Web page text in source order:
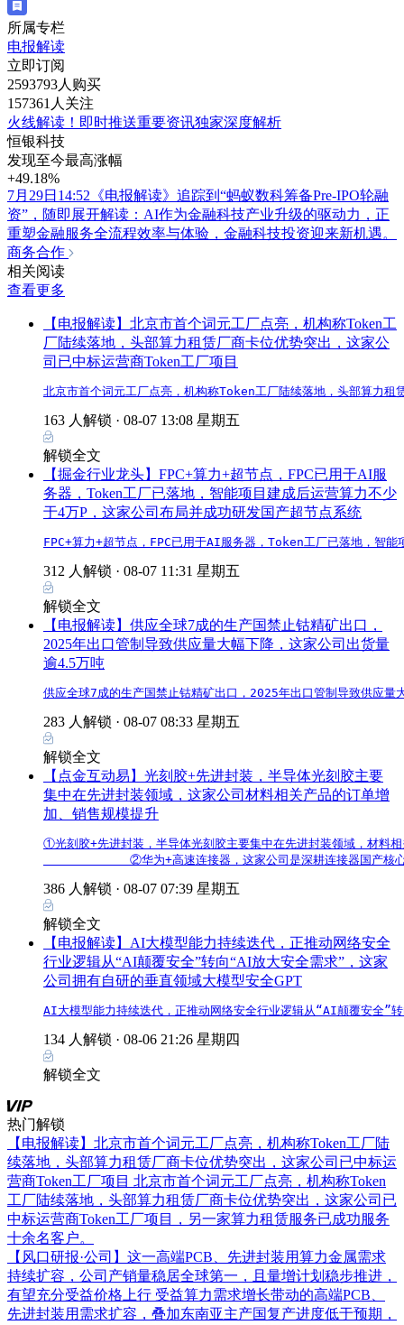
所属专栏
电报解读
立即订阅
2593793人购买
157361人关注
火线解读！即时推送重要资讯独家深度解析
恒银科技
发现至今最高涨幅
+49.18%
7月29日14:52《电报解读》追踪到“蚂蚁数科筹备Pre-IPO轮融
资”，随即展开解读：AI作为金融科技产业升级的驱动力，正
重塑金融服务全流程效率与体验，金融科技投资迎来新机遇。
商务合作
相关阅读
查看更多
【电报解读】北京市首个词元工厂点亮，机构称Token工
厂陆续落地，头部算力租赁厂商卡位优势突出，这家公
司已中标运营商Token工厂项目
北京市首个词元工厂点亮，机构称Token工厂陆续落地，头部算力
163 人解锁 · 08-07 13:08 星期五
解锁全文
【掘金行业龙头】FPC+算力+超节点，FPC已用于AI服
务器，Token工厂已落地，智能项目建成后运营算力不少
于4万P，这家公司布局并成功研发国产超节点系统
FPC+算力+超节点，FPC已用于AI服务器，Token工厂已落地，智
312 人解锁 · 08-07 11:31 星期五
解锁全文
【电报解读】供应全球7成的生产国禁止钴精矿出口，
2025年出口管制导致供应量大幅下降，这家公司出货量
逾4.5万吨
供应全球7成的生产国禁止钴精矿出口，2025年出口管制导致供应
283 人解锁 · 08-07 08:33 星期五
解锁全文
【点金互动易】光刻胶+先进封装，半导体光刻胶主要
集中在先进封装领域，这家公司材料相关产品的订单增
加、销售规模提升
①光刻胶+先进封装，半导体光刻胶主要集中在先进封装领域，材料
②华为+高速连接器，这家公司是深耕连接器国产核
386 人解锁 · 08-07 07:39 星期五
解锁全文
【电报解读】AI大模型能力持续迭代，正推动网络安全
行业逻辑从“AI颠覆安全”转向“AI放大安全需求”，这家
公司拥有自研的垂直领域大模型安全GPT
AI大模型能力持续迭代，正推动网络安全行业逻辑从“AI颠覆安全”
134 人解锁 · 08-06 21:26 星期四
解锁全文
热门解锁
【电报解读】北京市首个词元工厂点亮，机构称Token工厂陆
续落地，头部算力租赁厂商卡位优势突出，这家公司已中标运
营商Token工厂项目 北京市首个词元工厂点亮，机构称Token
工厂陆续落地，头部算力租赁厂商卡位优势突出，这家公司已
中标运营商Token工厂项目，另一家算力租赁服务已成功服务
十余名客户。
【风口研报·公司】这一高端PCB、先进封装用算力金属需求
持续扩容，公司产销量稳居全球第一，且量增计划稳步推进，
有望充分受益价格上行 受益算力需求增长带动的高端PCB、
先进封装用需求扩容，叠加东南亚主产国复产进度低于预期，